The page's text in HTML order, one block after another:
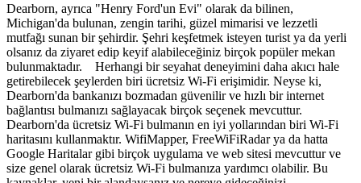
Dearborn, ayrıca "Henry Ford'un Evi" olarak da bilinen,
Michigan'da bulunan, zengin tarihi, güzel mimarisi ve lezzetli
mutfağı sunan bir şehirdir. Şehri keşfetmek isteyen turist ya da yerli
olsanız da ziyaret edip keyif alabileceğiniz birçok popüler mekan
bulunmaktadır. Herhangi bir seyahat deneyimini daha akıcı hale
getirebilecek şeylerden biri ücretsiz Wi-Fi erişimidir. Neyse ki,
Dearborn'da bankanızı bozmadan güvenilir ve hızlı bir internet
bağlantısı bulmanızı sağlayacak birçok seçenek mevcuttur.
Dearborn'da ücretsiz Wi-Fi bulmanın en iyi yollarından biri Wi-Fi
haritasını kullanmaktır. WifiMapper, FreeWiFiRadar ya da hatta
Google Haritalar gibi birçok uygulama ve web sitesi mevcuttur ve
size genel olarak ücretsiz Wi-Fi bulmanıza yardımcı olabilir. Bu